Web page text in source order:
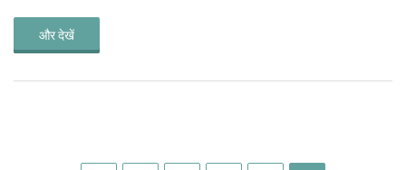
और देखें